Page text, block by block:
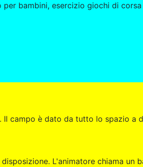
bambini, esercizio giochi di
Il campo è dato da tutto lo spazio a
L'animatore chiama